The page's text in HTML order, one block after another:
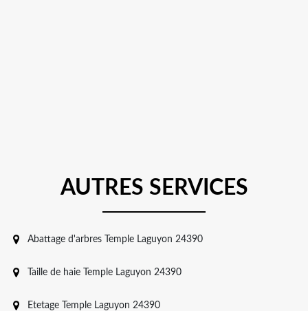
AUTRES SERVICES
Abattage d'arbres Temple Laguyon 24390
Taille de haie Temple Laguyon 24390
Etetage Temple Laguyon 24390